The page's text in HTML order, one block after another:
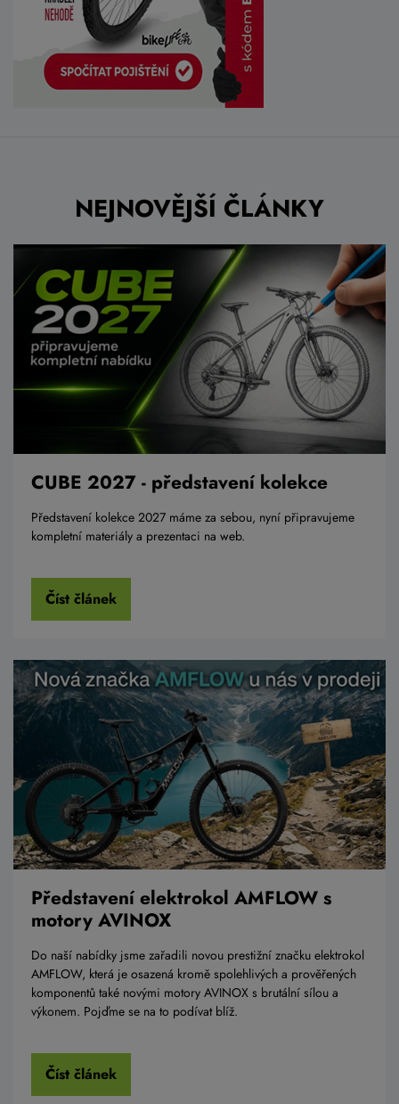
NEJNOVĚJŠÍ ČLÁNKY
CUBE 2027 - představení kolekce
Představení kolekce 2027 máme za sebou, nyní připravujeme
kompletní materiály a prezentaci na web.
Číst článek
Představení elektrokol AMFLOW s
motory AVINOX
Do naší nabídky jsme zařadili novou prestižní značku elektrokol
AMFLOW, která je osazená kromě spolehlivých a prověřených
komponentů také novými motory AVINOX s brutální sílou a
výkonem. Pojďme se na to podívat blíž.
Číst článek